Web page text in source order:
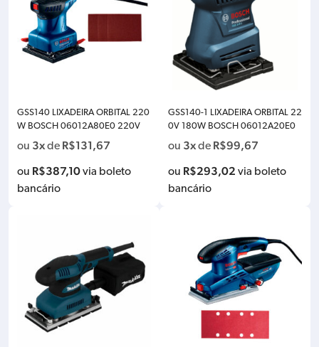
GSS140 LIXADEIRA ORBITAL 220
W BOSCH 06012A80E0 220V
ou 3xde R$131,67
ou R$387,10via boleto
bancário
GSS140-1 LIXADEIRA ORBITAL 22
0V 180W BOSCH 06012A20E0
ou 3xde R$99,67
ou R$293,02 via boleto
bancário